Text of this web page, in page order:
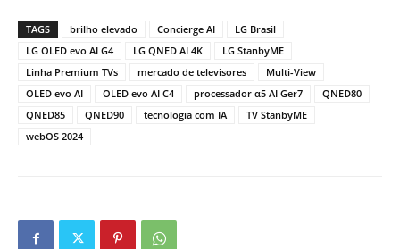
TAGS brilho elevado Concierge AI
LG Brasil
LG OLED evo AI G4
LG QNED AI 4K
LG StanbyME
Linha Premium TVs
mercado de televisores
Multi-View
OLED evo AI
OLED evo AI C4 processador α5 AI Ger7
QNED80
QNED85
QNED90 tecnologia com IA
TV StanbyME
webOS 2024